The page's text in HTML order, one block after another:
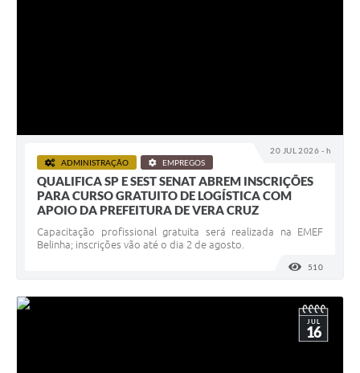
20 JUL 2026 - h
ADMINISTRAÇÃO EMPREGOS
QUALIFICA SP E SEST SENAT ABREM INSCRIÇÕES
PARA CURSO GRATUITO DE LOGÍSTICA COM
APOIO DA PREFEITURA DE VERA CRUZ
Capacitação profissional gratuita será realizada na EMEF
Belinha; inscrições vão até o dia 2 de agosto.
510
JUL
16